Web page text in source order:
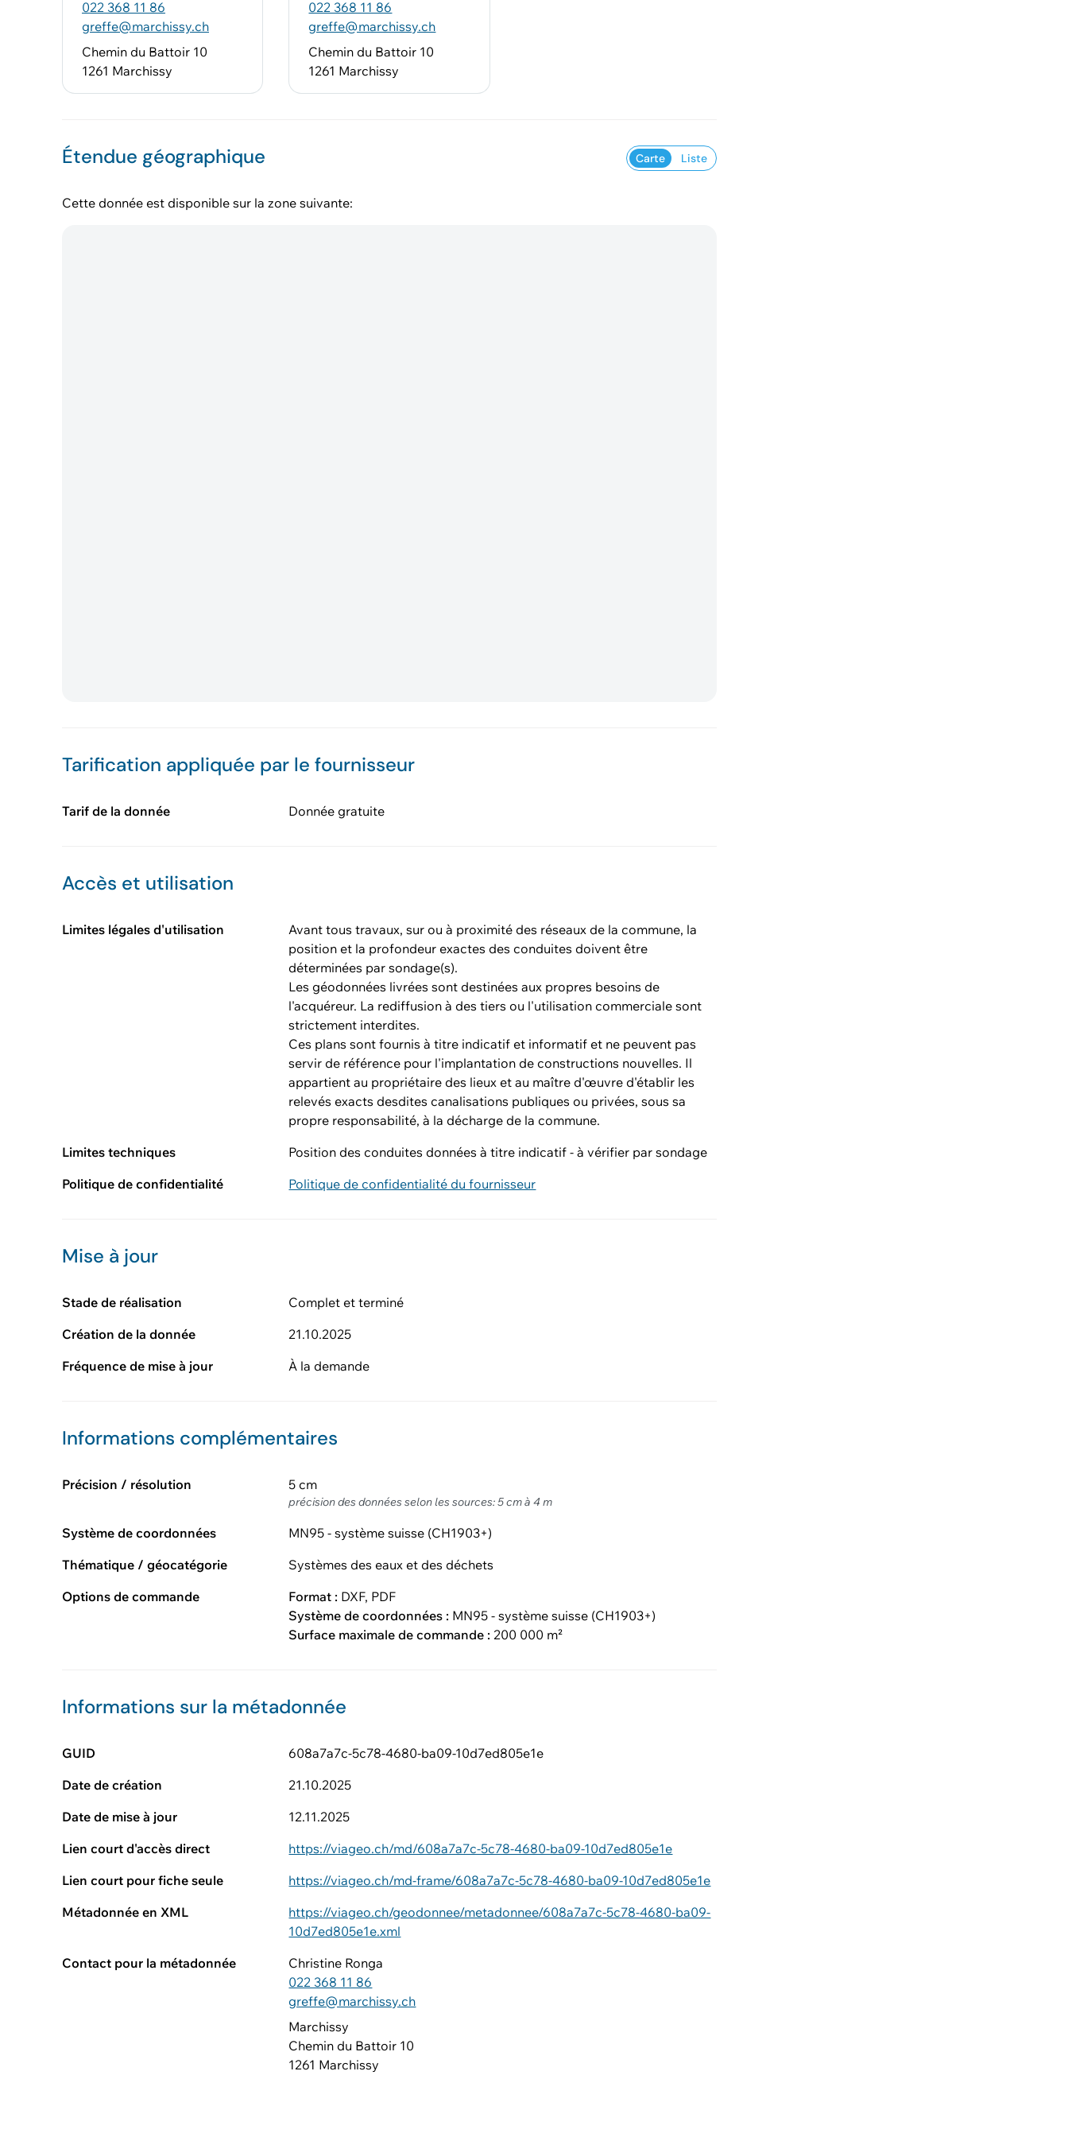
022 368 11 86
greffe@marchissy.ch
Chemin du Battoir 10
1261 Marchissy
022 368 11 86
greffe@marchissy.ch
Chemin du Battoir 10
1261 Marchissy
Carte Liste
Étendue géographique
Cette donnée est disponible sur la zone suivante:
Tarification appliquée par le fournisseur
Tarif de la donnée Donnée gratuite
Accès et utilisation
Limites légales d'utilisation
Avant tous travaux, sur ou à proximité des réseaux de la commune, la
position et la profondeur exactes des conduites doivent être
déterminées par sondage(s).
Les géodonnées livrées sont destinées aux propres besoins de
l'acquéreur. La rediffusion à des tiers ou l'utilisation commerciale sont
strictement interdites.
Ces plans sont fournis à titre indicatif et informatif et ne peuvent pas
servir de référence pour l'implantation de constructions nouvelles. Il
appartient au propriétaire des lieux et au maître d'œuvre d'établir les
relevés exacts desdites canalisations publiques ou privées, sous sa
propre responsabilité, à la décharge de la commune.
Limites techniques
Position des conduites données à titre indicatif - à vérifier par sondage
Politique de confidentialité
Politique de confidentialité du fournisseur
Mise à jour
Stade de réalisation
Complet et terminé
Création de la donnée
21.10.2025
Fréquence de mise à jour
À la demande
Informations complémentaires
Précision / résolution 5 cm
précision des données selon les sources: 5 cm à 4 m
Système de coordonnées
MN95 - système suisse (CH1903+)
Thématique / géocatégorie
Systèmes des eaux et des déchets
Options de commande
Format : DXF, PDF
Système de coordonnées : MN95 - système suisse (CH1903+)
Surface maximale de commande :200 000 m²
Informations sur la métadonnée
GUID
608a7a7c-5c78-4680-ba09-10d7ed805e1e
Date de création
21.10.2025
Date de mise à jour
12.11.2025
Lien court d'accès direct
https://viageo.ch/md/608a7a7c-5c78-4680-ba09-10d7ed805e1e
Lien court pour fiche seule
https://viageo.ch/md-frame/608a7a7c-5c78-4680-ba09-10d7ed805e1e
Métadonnée en XML
https://viageo.ch/geodonnee/metadonnee/608a7a7c-5c78-4680-ba09-
10d7ed805e1e.xml
Contact pour la métadonnée
Christine Ronga
022 368 11 86
greffe@marchissy.ch
Marchissy
Chemin du Battoir 10
1261 Marchissy